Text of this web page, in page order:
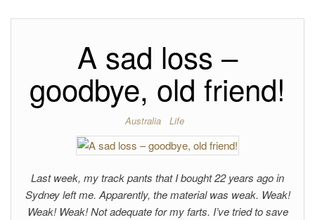
A sad loss –
goodbye, old friend!
Australia Life
Last week, my track pants that I bought 22 years ago in
Sydney left me. Apparently, the material was weak. Weak!
Weak! Weak! Not adequate for my farts. I’ve tried to save